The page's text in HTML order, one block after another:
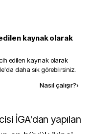
kaynak olarak
edilen kaynak olarak
daha sık görebilirsiniz.
Nasıl çalışır?›